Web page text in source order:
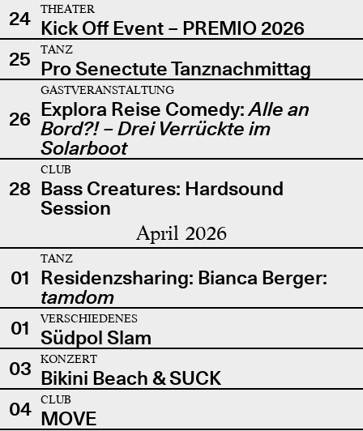
24
THEATER
Kick Off Event – PREMIO 2026
25
TANZ
Pro Senectute Tanznachmittag
26
GASTVERANSTALTUNG
Explora Reise Comedy:Alle an
Bord?! – Drei Verrückte im
Solarboot
28
CLUB
Bass Creatures: Hardsound
Session
April 2026
01
TANZ
Residenzsharing: Bianca Berger:
tamdom
01
VERSCHIEDENES
Südpol Slam
03
KONZERT
Bikini Beach & SUCK
04
CLUB
MOVE